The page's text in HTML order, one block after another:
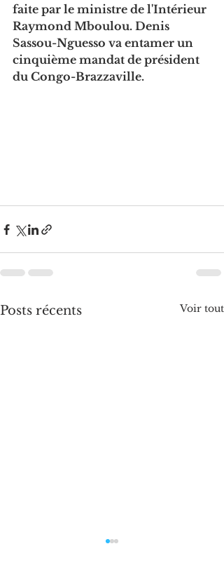
faite par le ministre de l'Intérieur
Raymond Mboulou. Denis
Sassou-Nguesso va entamer un
cinquième mandat de président
du Congo-Brazzaville.
Posts récents Voir tout